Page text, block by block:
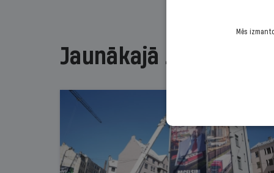
Jaunākajā žurnālā
Mēs